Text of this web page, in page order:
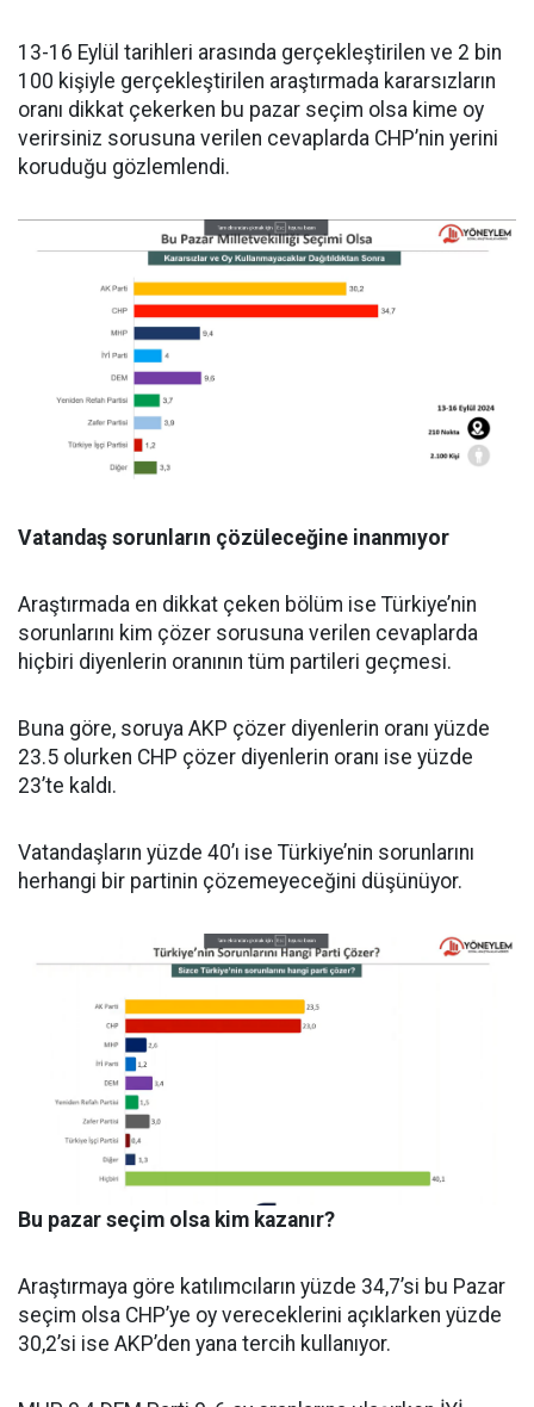
13-16 Eylül tarihleri arasında gerçekleştirilen ve 2 bin
100 kişiyle gerçekleştirilen araştırmada kararsızların
oranı dikkat çekerken bu pazar seçim olsa kime oy
verirsiniz sorusuna verilen cevaplarda CHP’nin yerini
koruduğu gözlemlendi.
Vatandaş sorunların çözüleceğine inanmıyor
Araştırmada en dikkat çeken bölüm ise Türkiye’nin
sorunlarını kim çözer sorusuna verilen cevaplarda
hiçbiri diyenlerin oranının tüm partileri geçmesi.
Buna göre, soruya AKP çözer diyenlerin oranı yüzde
23.5 olurken CHP çözer diyenlerin oranı ise yüzde
23’te kaldı.
Vatandaşların yüzde 40’ı ise Türkiye’nin sorunlarını
herhangi bir partinin çözemeyeceğini düşünüyor.
Bu pazar seçim olsa kim kazanır?
Araştırmaya göre katılımcıların yüzde 34,7’si bu Pazar
seçim olsa CHP’ye oy vereceklerini açıklarken yüzde
30,2’si ise AKP’den yana tercih kullanıyor.